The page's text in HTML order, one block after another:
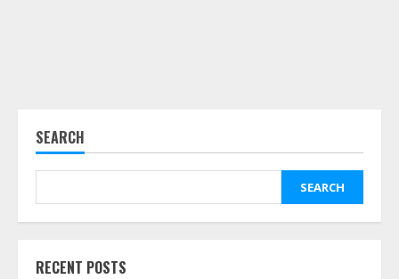
SEARCH
SEARCH
RECENT POSTS